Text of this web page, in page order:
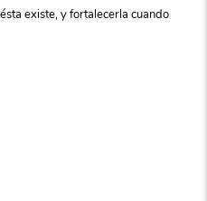
existe, y fortalecerla cuando